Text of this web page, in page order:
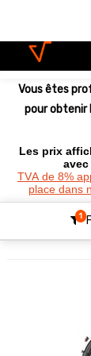
Vous êtes
pour obtenir
Les prix
avec
TVA de 8%
place dans
1
options
Clear
All